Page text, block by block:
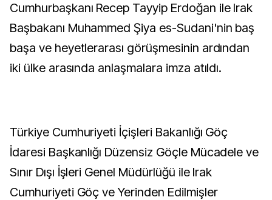
Cumhurbaşkanı Recep Tayyip Erdoğan ile Irak
Başbakanı Muhammed Şiya es-Sudani'nin baş
başa ve heyetlerarası görüşmesinin ardından
iki ülke arasında anlaşmalara imza atıldı.
Türkiye Cumhuriyeti İçişleri Bakanlığı Göç
İdaresi Başkanlığı Düzensiz Göçle Mücadele ve
Sınır Dışı İşleri Genel Müdürlüğü ile Irak
Cumhuriyeti Göç ve Yerinden Edilmişler